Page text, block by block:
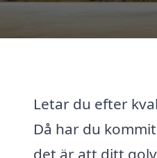
Letar du efter
Då har du
det är att ditt